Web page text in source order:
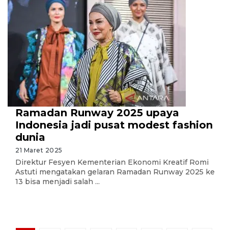
Ramadan Runway 2025 upaya
Indonesia jadi pusat modest fashion
dunia
21 Maret 2025
Direktur Fesyen Kementerian Ekonomi Kreatif Romi
Astuti mengatakan gelaran Ramadan Runway 2025 ke
13 bisa menjadi salah ...